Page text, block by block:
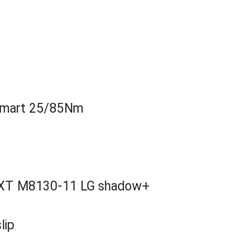
25/85Nm
M8130-11 LG shadow+